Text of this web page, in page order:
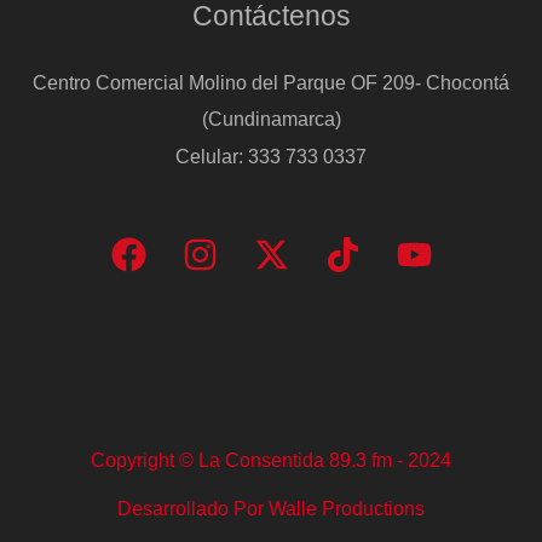
Contáctenos
Centro Comercial Molino del Parque OF 209- Chocontá
(Cundinamarca)
Celular: 333 733 0337
Copyright © La Consentida 89.3 fm - 2024
Desarrollado Por Walle Productions